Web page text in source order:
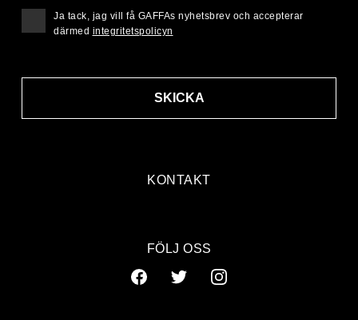
KONTAKT
SKICKA
Ja tack, jag vill få GAFFAs nyhetsbrev och accepterar
därmed integritetspolicyn
FÖLJ OSS